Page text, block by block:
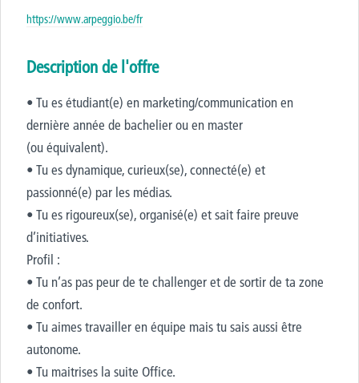
https://www.arpeggio.be/fr
Description de l'offre
• Tu es étudiant(e) en marketing/communication en
dernière année de bachelier ou en master
(ou équivalent).
• Tu es dynamique, curieux(se), connecté(e) et
passionné(e) par les médias.
• Tu es rigoureux(se), organisé(e) et sait faire preuve
d’initiatives.
Profil :
• Tu n’as pas peur de te challenger et de sortir de ta zone
de confort.
• Tu aimes travailler en équipe mais tu sais aussi être
autonome.
• Tu maitrises la suite Office.